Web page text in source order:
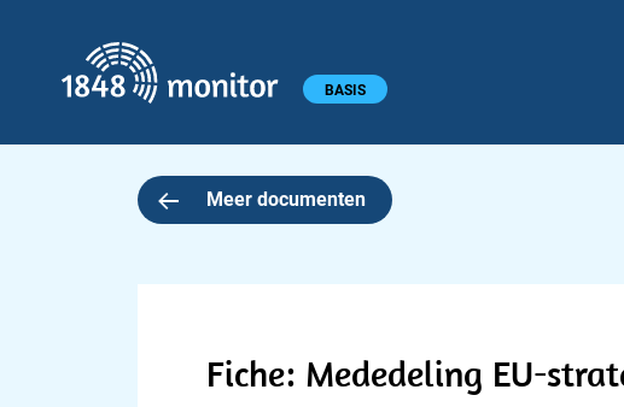
Hoofdmenu BASIS
Meer documenten
Fiche: Mededeling EU-